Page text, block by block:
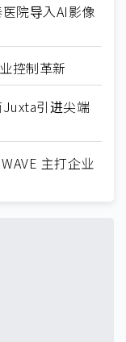
院导入AI影像
控制革新
引进尖端
主打企业